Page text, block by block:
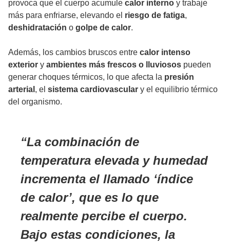
provoca que el cuerpo acumule calor interno y trabaje
más para enfriarse, elevando el riesgo de fatiga,
deshidratación o golpe de calor.
Además, los cambios bruscos entre calor intenso
exterior y ambientes más frescos o lluviosos pueden
generar choques térmicos, lo que afecta la presión
arterial , el sistema cardiovascular y el equilibrio térmico
del organismo.
La combinación de
temperatura elevada y humedad
incrementa el llamado ‘índice
de calor’, que es lo que
realmente percibe el cuerpo.
Bajo estas condiciones, la